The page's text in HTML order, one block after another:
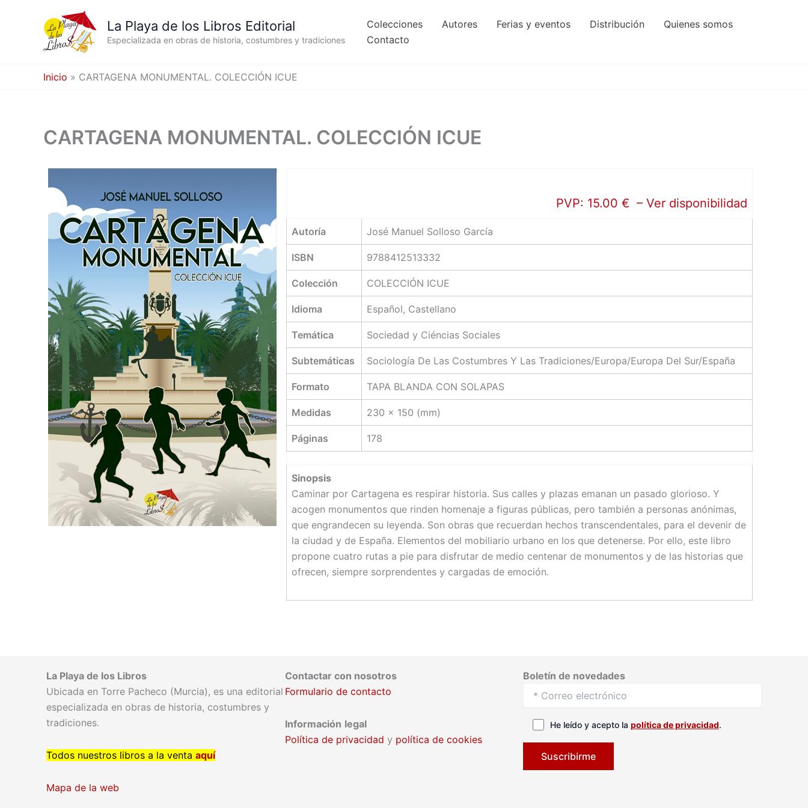
La Playa de los Libros Editorial
Especializada en obras de historia, costumbres y tradiciones
Colecciones Autores Ferias y eventos Distribución
Quienes somos
Contacto
Inicio CARTAGENA MONUMENTAL. COLECCIÓN ICUE
CARTAGENA MONUMENTAL. COLECCIÓN ICUE
PVP: 15.00 € – Ver disponibilidad
Autoría José Manuel Solloso García
ISBN 9788412513332
Colección COLECCIÓN ICUE
Idioma Español, Castellano
Temática Sociedad y Ciéncias Sociales
Subtemáticas Sociología De Las Costumbres Y Las Tradiciones/Europa/Europa Del Sur/España
Formato TAPA BLANDA CON SOLAPAS
Medidas 230 x 150 (mm)
Páginas 178
Sinopsis
Caminar por Cartagena es respirar historia. Sus calles y plazas emanan un pasado glorioso. Y
acogen monumentos que rinden homenaje a figuras públicas, pero también a personas anónimas,
que engrandecen su leyenda. Son obras que recuerdan hechos transcendentales, para el devenir de
la ciudad y de España. Elementos del mobiliario urbano en los que detenerse. Por ello, este libro
propone cuatro rutas a pie para disfrutar de medio centenar de monumentos y de las historias que
ofrecen, siempre sorprendentes y cargadas de emoción.
La Playa de los Libros
Ubicada en Torre Pacheco (Murcia), es una editorial
especializada en obras de historia, costumbres y
tradiciones.
Todos nuestros libros a la venta aquí
Mapa de la web
Contactar con nosotros
Formulario de contacto
Información legal
Política de privacidad y política de cookies
Boletín de novedades
He leído y acepto la política de privacidad.